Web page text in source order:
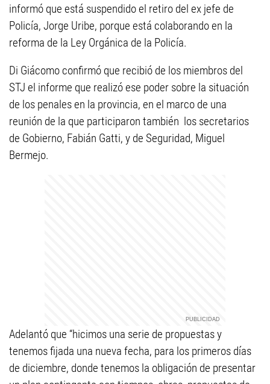
informó que está suspendido el retiro del ex jefe de
Policía, Jorge Uribe, porque está colaborando en la
reforma de la Ley Orgánica de la Policía.
Di Giácomo confirmó que recibió de los miembros del
STJ el informe que realizó ese poder sobre la situación
de los penales en la provincia, en el marco de una
reunión de la que participaron también los secretarios
de Gobierno, Fabián Gatti, y de Seguridad, Miguel
Bermejo.
Adelantó que “hicimos una serie de propuestas y
tenemos fijada una nueva fecha, para los primeros días
de diciembre, donde tenemos la obligación de presentar